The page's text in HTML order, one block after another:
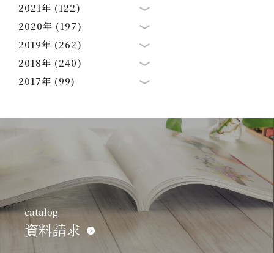
2021年 (122)
2020年 (197)
2019年 (262)
2018年 (240)
2017年 (99)
catalog
資料請求